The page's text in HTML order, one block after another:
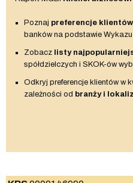
Poznaj preferencje
banków na podstawie
Zobacz listy
spółdzielczych i SKOK-ów
Odkryj preferencje klientów w
zależności od branży i